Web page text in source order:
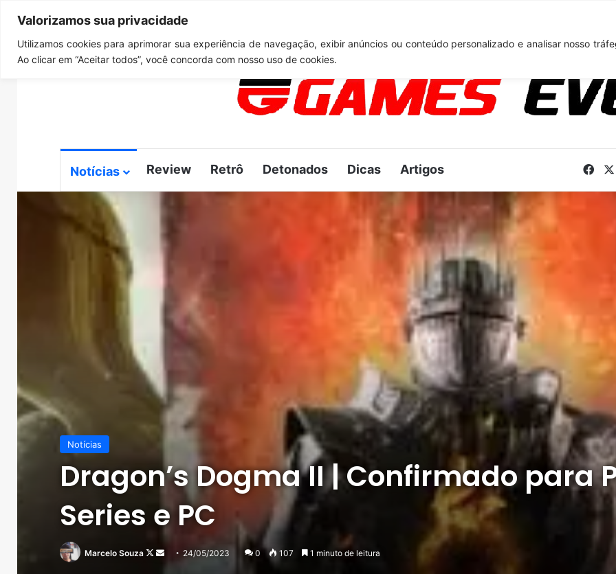
Valorizamos sua privacidade
Utilizamos cookies para aprimorar sua experiência de navegação, exibir anúncios ou conteúdo personalizado e analisar nosso
Ao clicar em “Aceitar todos”, você concorda com nosso uso de cookies.
sexta-feira, agosto 7 2026
Notícias Review Retrô Detonados Dicas Artigos
Notícias
Dragon’s Dogma II | Confirmado para
Series e PC
Marcelo Souza
Follow
Mande24/05/2023 0 107 1 minuto de leitura